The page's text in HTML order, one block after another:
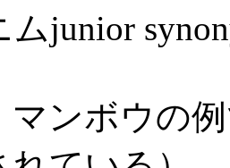
ムjunior
ンボウの